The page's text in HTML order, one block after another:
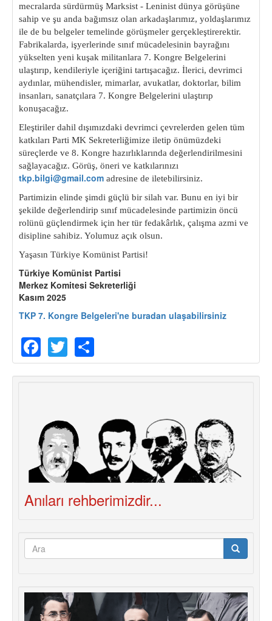
mecralarda sürdürmüş Marksist - Leninist dünya görüşüne
sahip ve şu anda bağımsız olan arkadaşlarımız, yoldaşlarımız
ile de bu belgeler temelinde görüşmeler gerçekleştirerektir.
Fabrikalarda, işyerlerinde sınıf mücadelesinin bayrağını
yükselten yeni kuşak militanlara 7. Kongre Belgelerini
ulaştırıp, kendileriyle içeriğini tartışacağız. İlerici, devrimci
aydınlar, mühendisler, mimarlar, avukatlar, doktorlar, bilim
insanları, sanatçılara 7. Kongre Belgelerini ulaştırıp
konuşacağız.
Eleştiriler dahil dışımızdaki devrimci çevrelerden gelen tüm
katkıları Parti MK Sekreterliğimize iletip önümüzdeki
süreçlerde ve 8. Kongre hazırlıklarında değerlendirilmesini
sağlayacağız. Görüş, öneri ve katkılarınızı
tkp.bilgi@gmail.com adresine de iletebilirsiniz.
Partimizin elinde şimdi güçlü bir silah var. Bunu en iyi bir
şekilde değerlendirip sınıf mücadelesinde partimizin öncü
rolünü güçlendirmek için her tür fedakârlık, çalışma azmi ve
disipline sahibiz. Yolumuz açık olsun.
Yaşasın Türkiye Komünist Partisi!
Türkiye Komünist Partisi
Merkez Komitesi Sekreterliği
Kasım 2025
TKP 7. Kongre Belgeleri'ne buradan ulaşabilirsiniz
Facebook
Twitter
Anıları rehberimizdir...
Arama